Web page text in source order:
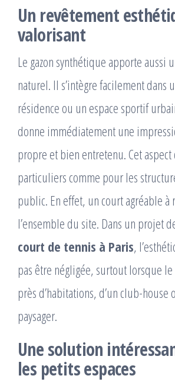
Un revêtement
valorisant
Le gazon synthétique apporte aussi
naturel. Il s’intègre facilement dans
résidence ou un espace sportif
donne immédiatement une
propre et bien entretenu. Cet
particuliers comme pour les
public. En effet, un court agréable à
l’ensemble du site. Dans un projet
court de tennis à Paris,
pas être négligée, surtout lorsque
près d’habitations, d’un club-house
paysager.
Une solution
les petits espaces